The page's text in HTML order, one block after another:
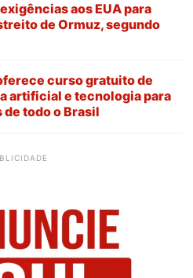
aos EUA para
de Ormuz, segundo
curso gratuito de
artificial e tecnologia para
todo o Brasil